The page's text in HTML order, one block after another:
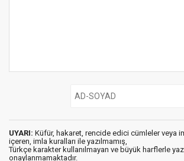
UYARI: Küfür, hakaret, rencide edici cümleler veya
içeren, imla kuralları ile yazılmamış,
Türkçe karakter kullanılmayan ve büyük harflerle
onaylanmamaktadır.